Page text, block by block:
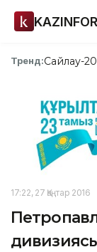
Тренд:Сайлау-
17:22, 27 Қаңтар 2016